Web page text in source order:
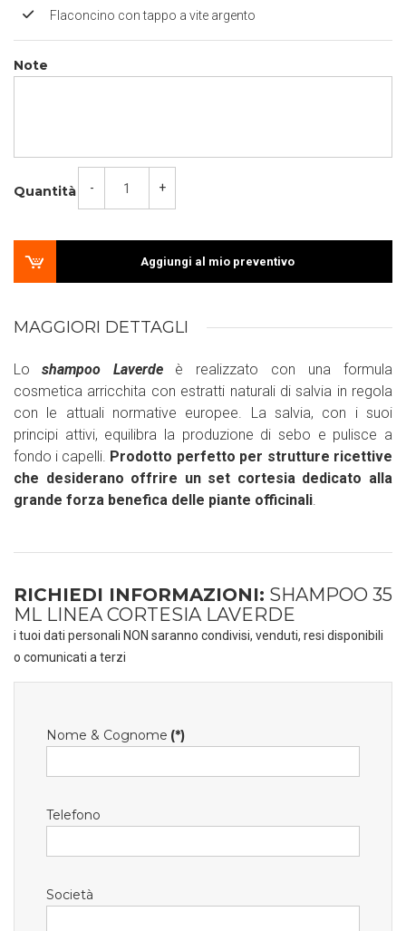
Flaconcino con tappo a vite argento
Note
Quantità - +
Aggiungi al mio preventivo
MAGGIORI DETTAGLI
Lo shampoo Laverde è realizzato con una formula
cosmetica arricchita con estratti naturali di salvia in regola
con le attuali normative europee. La salvia, con i suoi
principi attivi, equilibra la produzione di sebo e pulisce a
fondo i capelli. Prodotto perfetto per strutture ricettive
che desiderano offrire un set cortesia dedicato alla
grande forza benefica delle piante officinali.
RICHIEDI INFORMAZIONI: SHAMPOO 35
ML LINEA CORTESIA LAVERDE
i tuoi dati personali NON saranno condivisi, venduti, resi disponibili
o comunicati a terzi
Nome & Cognome (*)
Telefono
Società